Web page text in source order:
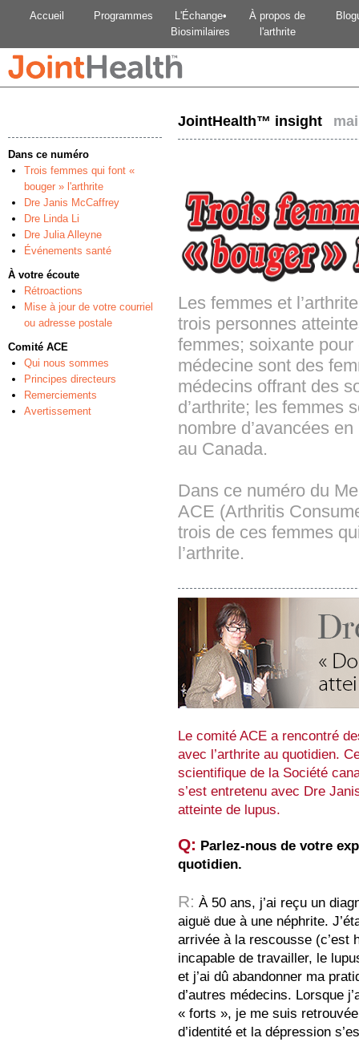
Accueil Programmes
L'Échange•
Biosimilaires
À propos de
l'arthrite
Dans ce numéro
Trois femmes qui font «
bouger » l'arthrite
Dre Janis McCaffrey
Dre Linda Li
Dre Julia Alleyne
Événements santé
À votre écoute
Rétroactions
Mise à jour de votre courriel
ou adresse postale
Comité ACE
Qui nous sommes
Principes directeurs
Remerciements
Avertissement
JointHealth™ insight
Les femmes et
trois personnes
femmes; soixante
médecine sont des
médecins offrant des
d’arthrite; les femmes
nombre d’avancées
au Canada.
Dans ce numéro du
ACE (Arthritis
trois de ces femmes
l’arthrite.
Le comité ACE a rencontré
avec l’arthrite au quotidien.
scientifique de la Société
s’est entretenu avec Dre
atteinte de lupus.
Q: Parlez-nous de votre
quotidien.
R: À 50 ans, j’ai reçu un
aiguë due à une néphrite.
arrivée à la rescousse (c’est
incapable de travailler, le
et j’ai dû abandonner ma
d’autres médecins. Lorsque
« forts », je me suis
d’identité et la dépression